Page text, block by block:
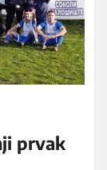
prvak